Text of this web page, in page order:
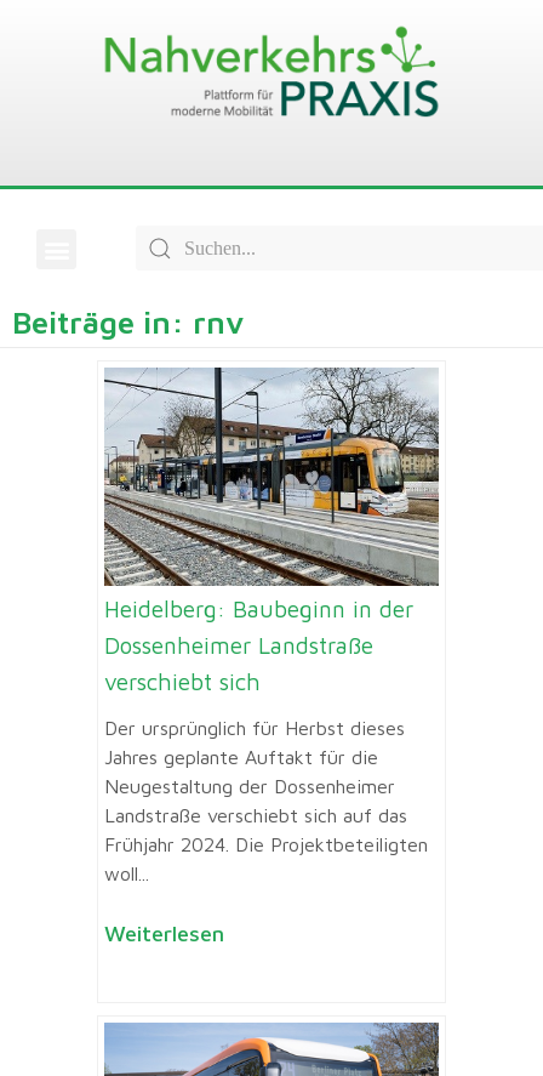
Beiträge in: rnv
Heidelberg: Baubeginn in der
Dossenheimer Landstraße
verschiebt sich
Der ursprünglich für Herbst dieses
Jahres geplante Auftakt für die
Neugestaltung der Dossenheimer
Landstraße verschiebt sich auf das
Frühjahr 2024. Die Projektbeteiligten
woll...
Weiterlesen